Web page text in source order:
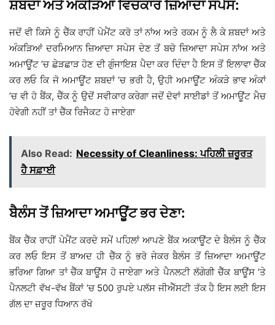
ਸ਼ਬਦਾਂ ਅਤੇ ਅੰਕੜਿਆਂ ਵਿਚਕਾਰ ਜ਼ਿਆਦਾ ਸਪੇਸ:
ਜਦੋਂ ਵੀ ਕਿਸੇ ਨੂੰ ਚੈੱਕ ਰਾਹੀਂ ਪੇਮੈਂਟ ਕਰੋ ਤਾਂ ਨਾਂਅ ਅਤੇ ਰਕਮ ਨੂੰ ਲੈ ਕੇ ਸ਼ਬਦਾਂ ਅਤੇ
ਅੰਕੜਿਆਂ ਦਰਮਿਆਨ ਜ਼ਿਆਦਾ ਸਪੇਸ ਦੇਣ ਤੋਂ ਬਚੋ ਜ਼ਿਆਦਾ ਸਪੇਸ ਨਾਂਅ ਅਤੇ
ਅਮਾਊਂਟ ’ਚ ਛੇੜਛਾੜ ਹੋਣ ਦੀ ਗੁੰਜਾਇਸ਼ ਪੈਦਾ ਕਰ ਦਿੰਦਾ ਹੈ ਇਸ ਤੋਂ ਇਲਾਵਾ ਚੈੱਕ
ਕਰ ਲਓ ਕਿ ਜੋ ਅਮਾਊਂਟ ਸ਼ਬਦਾਂ ’ਚ ਭਰੀ ਹੈ, ਉਹੀ ਅਮਾਊਂਟ ਅੰਕੜੇ ਭਾਵ ਅੰਕਾਂ
’ਚ ਵੀ ਹੋ ਬੈਂਕ, ਚੈੱਕ ਨੂੰ ਉਦੋਂ ਸਵੀਕਾਰ ਕਰੇਗਾ ਜਦੋਂ ਦੋਵਾਂ ਸਾਈਡਾਂ ਤੋਂ ਅਮਾਊਂਟ ਮੈਚ
ਹੋਵੇਗੀ ਨਹੀਂ ਤਾਂ ਚੈੱਕ ਰਿਜੈਕਟ ਹੋ ਜਾਏਗਾ
Also Read: Necessity of Cleanliness: ਪਹਿਲੀ ਜ਼ਰੂਰਤ
ਹੈ ਸਫ਼ਾਈ
ਬੈਲੰਸ ਤੋਂ ਜ਼ਿਆਦਾ ਅਮਾਊਂਟ ਭਰ ਦੇਣਾ:
ਬੈਂਕ ਚੈੱਕ ਰਾਹੀਂ ਪੇਮੈਂਟ ਕਰਦੇ ਸਮੇਂ ਪਹਿਲਾਂ ਆਪਣੇ ਬੈਂਕ ਅਕਾਊਂਟ ਦੇ ਬੈਲੰਸ ਨੂੰ ਚੈੱਕ
ਕਰ ਲਓ ਇਸ ਤੋਂ ਬਾਅਦ ਹੀ ਚੈੱਕ ਨੂੰ ਭਰੋ ਜੇਕਰ ਬੈਲੰਸ ਤੋਂ ਜ਼ਿਆਦਾ ਅਮਾਊਂਟ
ਭਰਿਆ ਗਿਆ ਤਾਂ ਚੈੱਕ ਬਾਊਂਸ ਹੋ ਜਾਏਗਾ ਅਤੇ ਪੈਨਲਟੀ ਲੱਗੇਗੀ ਚੈੱਕ ਬਾਊਂਸ ’ਤੇ
ਪੈਨਲਟੀ ਵੱਖ-ਵੱਖ ਬੈਂਕਾਂ ’ਚ 500 ਰੁਪਏ ਪਲੱਸ ਜੀਐੱਸਟੀ ਤੱਕ ਹੈ ਇਸ ਲਈ ਇਸ
ਗੱਲ ਦਾ ਜ਼ਰੂਰ ਧਿਆਨ ਰੱਖੋ